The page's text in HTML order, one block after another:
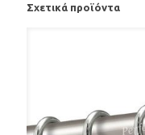
Σχετικά προϊόντα